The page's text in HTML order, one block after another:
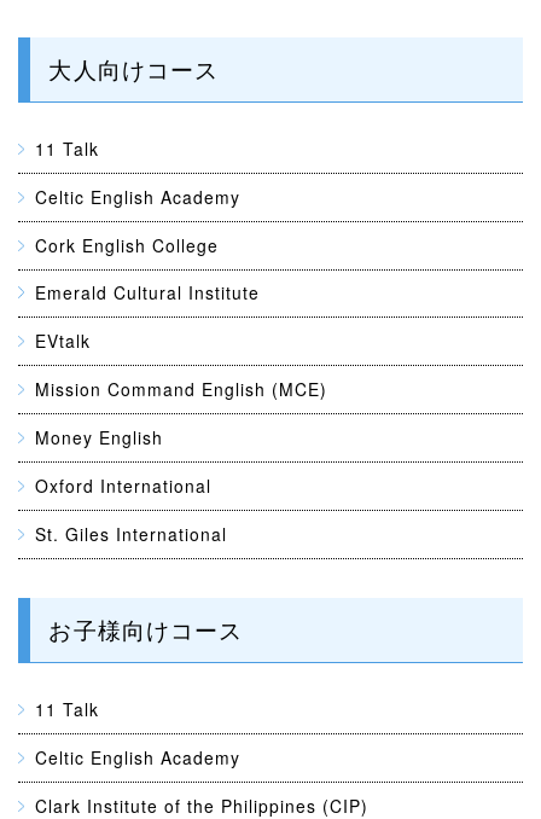
大人向けコース
11 Talk
Celtic English Academy
Cork English College
Emerald Cultural Institute
EVtalk
Mission Command English (MCE)
Money English
Oxford International
St. Giles International
お子様向けコース
11 Talk
Celtic English Academy
Clark Institute of the Philippines (CIP)